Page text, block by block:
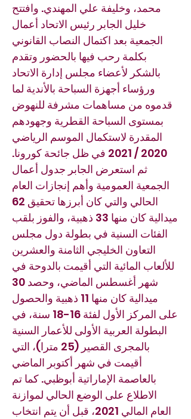
محمد، وخليفة علي المهندي. وافتتح
خليل الجابر رئيس الاتحاد أعمال
الجمعية بعد اكتمال النصاب القانوني
بكلمة رحب فيها بالحضور وتقدم
بالشكر لأعضاء مجلس إدارة الاتحاد
ورؤساء أجهزة السباحة بالأندية لما
قدموه من مساهمات مشرفة للنهوض
بمستوى السباحة القطرية وجهودهم
المقدرة لاستكمال الموسم الرياضي
2020 / 2021 في ظل جائحة كورونا.
ثم استعرض الجابر جدول أعمال
الجمعية العمومية وأهم إنجازات العام
الحالي والتي كان أبرزها تحقيق 62
ميدالية كان منها 33 ذهبية، والفوز بلقب
الفئات السنية في بطولة دول مجلس
التعاون الخليجي الثامنة والعشرين
للألعاب المائية التي أقيمت بالدوحة في
شهر أغسطس الماضي، وحصد 30
ميدالية كان منها 11 ذهبية والحصول
على المركز الأول لفئة 16-18 سنة، في
البطولة العربية الأولى للأعمار السنية
بالمجرى القصير (25 مترا)، التي
أقيمت في شهر أكتوبر الماضي
بالعاصمة الإماراتية أبوظبي. كما تم
الاطلاع على الوضع الحالي لموازنة
العام المالي 2021، قبل أن يتم انتخاب